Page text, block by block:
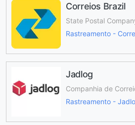
Correios Brazil
State Postal
Rastreamento -
Jadlog
Companhia de
Rastreamento -